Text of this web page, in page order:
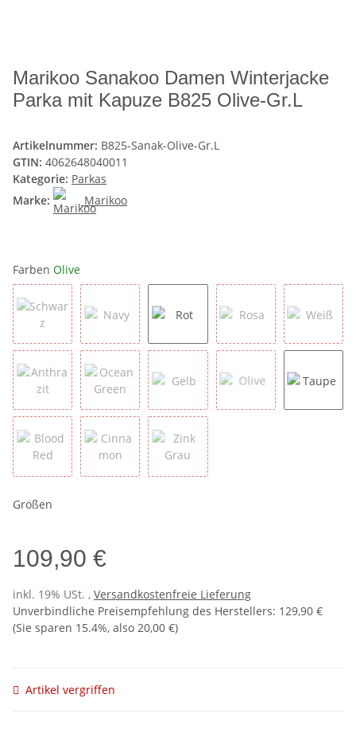
Marikoo Sanakoo Damen Winterjacke
Parka mit Kapuze B825 Olive-Gr.L
Artikelnummer: B825-Sanak-Olive-Gr.L
GTIN: 4062648040011
Kategorie: Parkas
Marke:
Marikoo
Farben Olive
Schwarz Navy Rot Rosa Weiß
Anthrazit Ocean GreenGelb
Größen
109,90 €
inkl. 19% USt. , Versandkostenfreie Lieferung
Unverbindliche Preisempfehlung des Herstellers: 129,90 €
(Sie sparen 15.4%, also 20,00 €)
Artikel vergriffen